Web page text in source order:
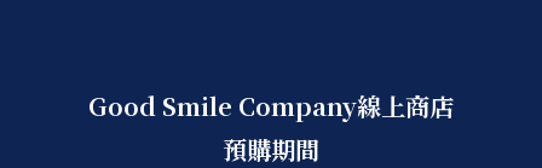
Good Smile Company線上商店
預購期間